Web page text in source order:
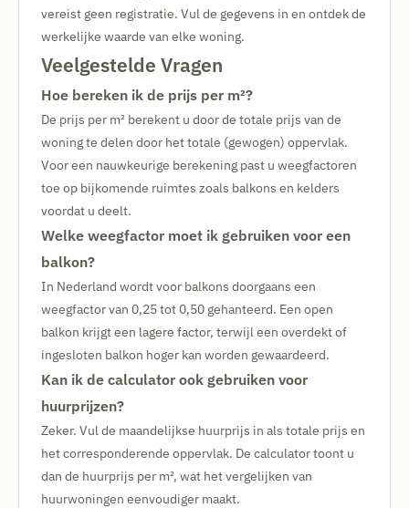
vereist geen registratie. Vul de gegevens in en ontdek de
werkelijke waarde van elke woning.
Veelgestelde Vragen
Hoe bereken ik de prijs per m²?
De prijs per m² berekent u door de totale prijs van de
woning te delen door het totale (gewogen) oppervlak.
Voor een nauwkeurige berekening past u weegfactoren
toe op bijkomende ruimtes zoals balkons en kelders
voordat u deelt.
Welke weegfactor moet ik gebruiken voor een
balkon?
In Nederland wordt voor balkons doorgaans een
weegfactor van 0,25 tot 0,50 gehanteerd. Een open
balkon krijgt een lagere factor, terwijl een overdekt of
ingesloten balkon hoger kan worden gewaardeerd.
Kan ik de calculator ook gebruiken voor
huurprijzen?
Zeker. Vul de maandelijkse huurprijs in als totale prijs en
het corresponderende oppervlak. De calculator toont u
dan de huurprijs per m², wat het vergelijken van
huurwoningen eenvoudiger maakt.